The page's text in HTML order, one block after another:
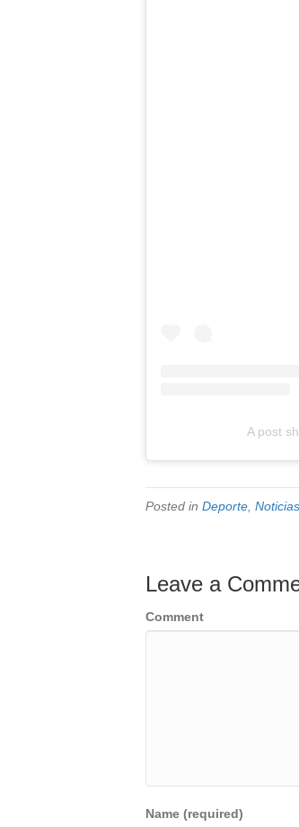
A post
Posted in Deporte Noticias
Leave a
Comment
Name (required)